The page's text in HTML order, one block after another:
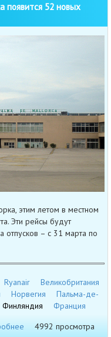
появится 52 новых
этим летом в местном
Эти рейсы будут
отпусков – с 31 марта по
Ryanair
Великобритания
Норвегия
Пальма-де-
Финляндия
Франция
4992 просмотра